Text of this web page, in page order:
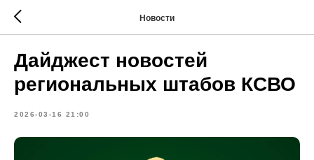
Новости
Дайджест новостей
региональных штабов КСВО
2026-03-16 21:00